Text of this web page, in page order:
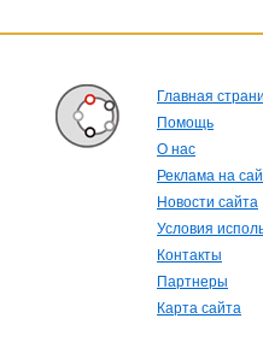
Главная
Помощь
О нас
Реклама на
Новости сайта
Условия
Контакты
Партнеры
Карта сайта